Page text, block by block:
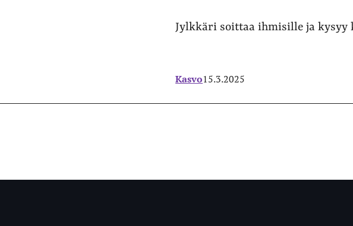
Jylkkäri soittaa ihmisille ja kysyy
Kasvo15.3.2025